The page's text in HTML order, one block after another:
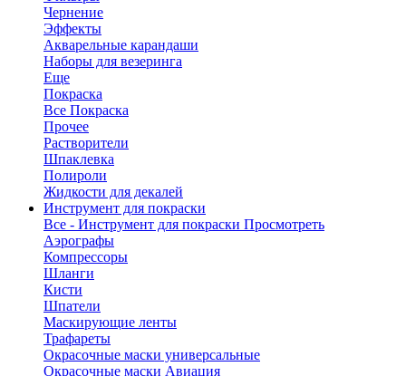
Чернение
Эффекты
Акварельные карандаши
Наборы для везеринга
Еще
Покраска
Все Покраска
Прочее
Растворители
Шпаклевка
Полироли
Жидкости для декалей
Инструмент для покраски
Все - Инструмент для покраски Просмотреть
Аэрографы
Компрессоры
Шланги
Кисти
Шпатели
Маскирующие ленты
Трафареты
Окрасочные маски универсальные
Окрасочные маски Авиация